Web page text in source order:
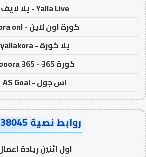
Yalla Live - يلا لايف
كورة اون لاين - koora onl
يلا كورة - yallakora
كورة 365 - kooora 365
اس جول - AS Goal
روابط نصية AA38045
اول اثنين ريادة